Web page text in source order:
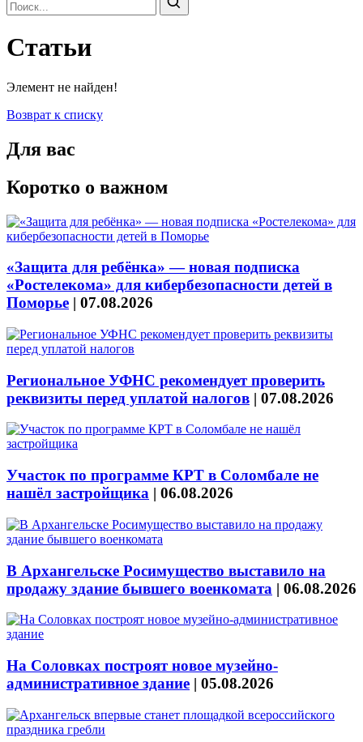
Статьи
Элемент не найден!
Возврат к списку
Для вас
Коротко о важном
«Защита для ребёнка» — новая подписка
«Ростелекома» для кибербезопасности детей в
Поморье | 07.08.2026
Региональное УФНС рекомендует проверить
реквизиты перед уплатой налогов | 07.08.2026
Участок по программе КРТ в Соломбале не
нашёл застройщика | 06.08.2026
В Архангельске Росимущество выставило на
продажу здание бывшего военкомата | 06.08.2026
На Соловках построят новое музейно-
административное здание | 05.08.2026